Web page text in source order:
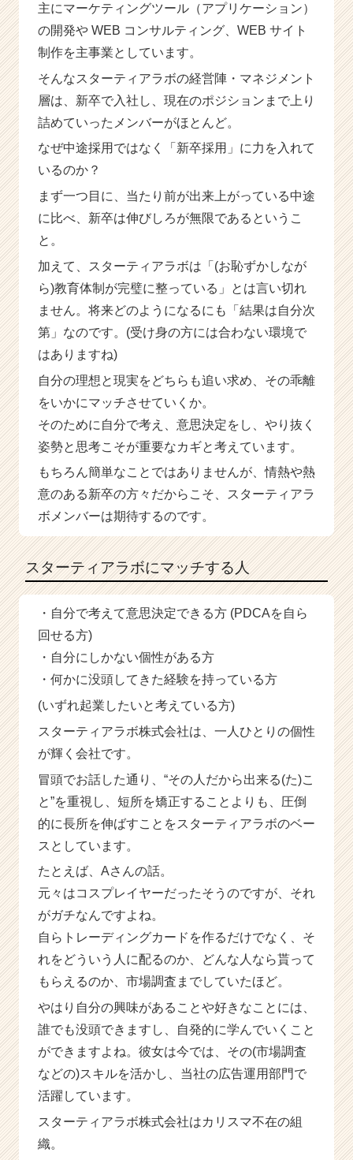
ウ
ト
届
く
就
活
サ
イ
ア
ャ
（C
h
e
e
r
a
e
e
r）
主にマーケティングツール（アプリケーション）
の開発や WEB コンサルティング、WEB サイト
制作を主事業としています。
そんなスターティアラボの経営陣・マネジメント
層は、新卒で入社し、現在のポジションまで上り
詰めていったメンバーがほとんど。
なぜ中途採用ではなく「新卒採用」に力を入れて
いるのか？
まず一つ目に、当たり前が出来上がっている中途
に比べ、新卒は伸びしろが無限であるというこ
と。
加えて、スターティアラボは「(お恥ずかしなが
ら)教育体制が完璧に整っている」とは言い切れ
ません。将来どのようになるにも「結果は自分次
第」なのです。(受け身の方には合わない環境で
はありますね)
自分の理想と現実をどちらも追い求め、その乖離
をいかにマッチさせていくか。
そのために自分で考え、意思決定をし、やり抜く
姿勢と思考こそが重要なカギと考えています。
もちろん簡単なことではありませんが、情熱や熱
意のある新卒の方々だからこそ、スターティアラ
ボメンバーは期待するのです。
スターティアラボにマッチする人
・自分で考えて意思決定できる方 (PDCAを自ら
回せる方)
・自分にしかない個性がある方
・何かに没頭してきた経験を持っている方
(いずれ起業したいと考えている方)
スターティアラボ株式会社は、一人ひとりの個性
が輝く会社です。
冒頭でお話した通り、“その人だから出来る(た)こ
と”を重視し、短所を矯正することよりも、圧倒
的に長所を伸ばすことをスターティアラボのベー
スとしています。
たとえば、Aさんの話。
元々はコスプレイヤーだったそうのですが、それ
がガチなんですよね。
自らトレーディングカードを作るだけでなく、そ
れをどういう人に配るのか、どんな人なら貰って
もらえるのか、市場調査までしていたほど。
やはり自分の興味があることや好きなことには、
誰でも没頭できますし、自発的に学んでいくこと
ができますよね。彼女は今では、その(市場調査
などの)スキルを活かし、当社の広告運用部門で
活躍しています。
スターティアラボ株式会社はカリスマ不在の組
織。